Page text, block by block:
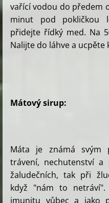
vařící vodou do předem
minut pod pokličkou
přidejte řídký med. Na
Nalijte do láhve a ucpěte
Mátový sirup:
Máta je známá svým
trávení, nechutenství
žaludečních, tak při
když "nám to
imunitu vůbec a jako